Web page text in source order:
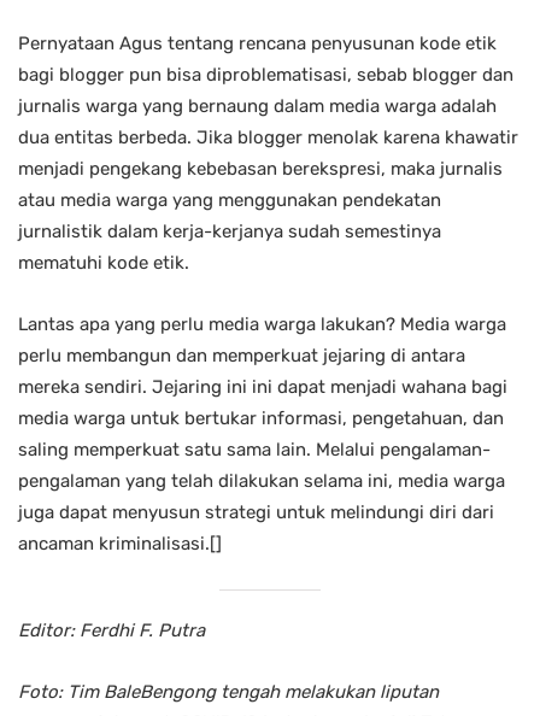
Pernyataan Agus tentang rencana penyusunan kode etik
bagi blogger pun bisa diproblematisasi, sebab blogger dan
jurnalis warga yang bernaung dalam media warga adalah
dua entitas berbeda. Jika blogger menolak karena khawatir
menjadi pengekang kebebasan berekspresi, maka jurnalis
atau media warga yang menggunakan pendekatan
jurnalistik dalam kerja-kerjanya sudah semestinya
mematuhi kode etik.
Lantas apa yang perlu media warga lakukan? Media warga
perlu membangun dan memperkuat jejaring di antara
mereka sendiri. Jejaring ini ini dapat menjadi wahana bagi
media warga untuk bertukar informasi, pengetahuan, dan
saling memperkuat satu sama lain. Melalui pengalaman-
pengalaman yang telah dilakukan selama ini, media warga
juga dapat menyusun strategi untuk melindungi diri dari
ancaman kriminalisasi.[]
Editor: Ferdhi F. Putra
Foto: Tim BaleBengong tengah melakukan liputan